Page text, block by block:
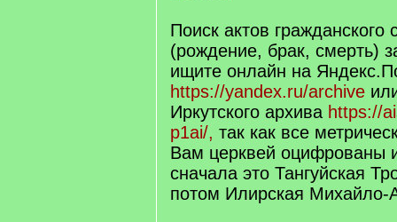
Поиск актов гражданского
(рождение, брак, смерть)
ищите онлайн на
https://yandex.ru/archive
Иркутского архива https://
p1ai/, так как все
Вам церквей оцифрованы
сначала это Тангуйская
потом Илирская Михайло-